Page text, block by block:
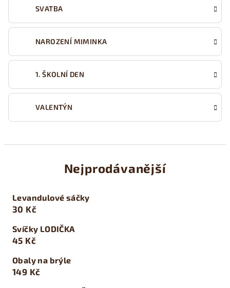
SVATBA
NAROZENÍ MIMINKA
1. ŠKOLNÍ DEN
VALENTÝN
Nejprodávanější
Levandulové sáčky
30 Kč
Svíčky LODIČKA
45 Kč
Obaly na brýle
149 Kč